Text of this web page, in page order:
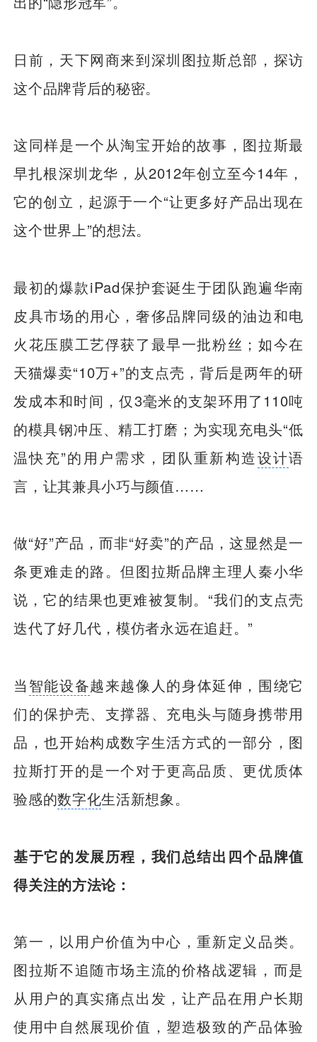
日前，天下网商来到深圳图拉斯总部，探访
这个品牌背后的秘密。
这同样是一个从淘宝开始的故事，图拉斯最
早扎根深圳龙华，从2012年创立至今14年，
它的创立，起源于一个“让更多好产品出现在
这个世界上”的想法。
最初的爆款iPad保护套诞生于团队跑遍华南
皮具市场的用心，奢侈品牌同级的油边和电
火花压膜工艺俘获了最早一批粉丝；如今在
天猫爆卖“10万+”的支点壳，背后是两年的研
发成本和时间，仅3毫米的支架环用了110吨
的模具钢冲压、精工打磨；为实现充电头“低
温快充”的用户需求，团队重新构造设计语
言，让其兼具小巧与颜值……
做“好”产品，而非“好卖”的产品，这显然是一
条更难走的路。但图拉斯品牌主理人秦小华
说，它的结果也更难被复制。“我们的支点壳
迭代了好几代，模仿者永远在追赶。”
当 智能设备越来越像人的身体延伸，围绕它
们的保护壳、支撑器、充电头与随身携带用
品，也开始构成数字生活方式的一部分，图
拉斯打开的是一个对于更高品质、更优质体
验感的数字化生活新想象。
基于它的发展历程，我们总结出四个品牌值
得关注的方法论：
第一，以用户价值为中心，重新定义品类。
图拉斯不追随市场主流的价格战逻辑，而是
从用户的真实痛点出发，让产品在用户长期
使用中自然展现价值，塑造极致的产品体验